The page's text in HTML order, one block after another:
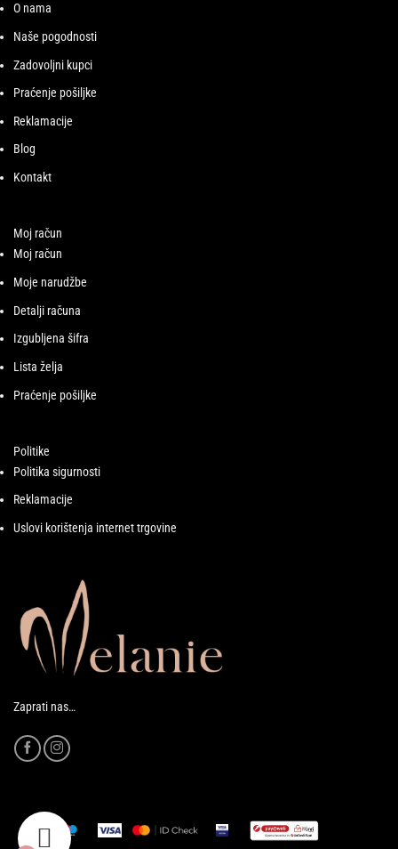
O nama
Naše pogodnosti
Zadovoljni kupci
Praćenje pošiljke
Reklamacije
Blog
Kontakt
Moj račun
Moj račun
Moje narudžbe
Detalji računa
Izgubljena šifra
Lista želja
Praćenje pošiljke
Politike
Politika sigurnosti
Reklamacije
Uslovi korištenja internet trgovine
Zaprati nas…